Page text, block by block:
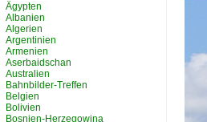
Ägypten
Albanien
Algerien
Argentinien
Armenien
Aserbaidschan
Australien
Bahnbilder-Treffen
Belgien
Bolivien
Bosnien-Herzegowina